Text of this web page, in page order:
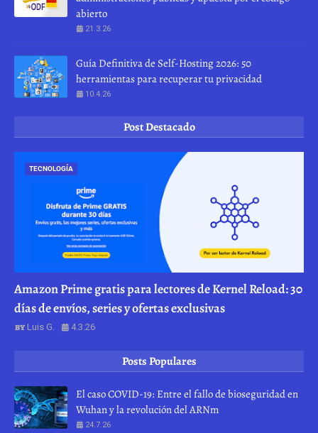
abierto
21.3.26
Guía Definitiva de Self-Hosting 2026: 50
herramientas para recuperar tu privacidad
10.4.26
Post Destacado
TECNOLOGÍA
Amazon Prime gratis para lectores de Kernel Reload: 30
días de envíos, series y ofertas exclusivas
Luis G. 4.3.26
Posts Populares
El caso COVID-19: Entre el fallo de bioseguridad en
Wuhan y la revolución del ARNm
24.7.26